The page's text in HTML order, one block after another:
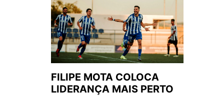
FÉLIX
E
GULPILHARES
FILIPE MOTA COLOCA
LIDERANÇA MAIS PERTO